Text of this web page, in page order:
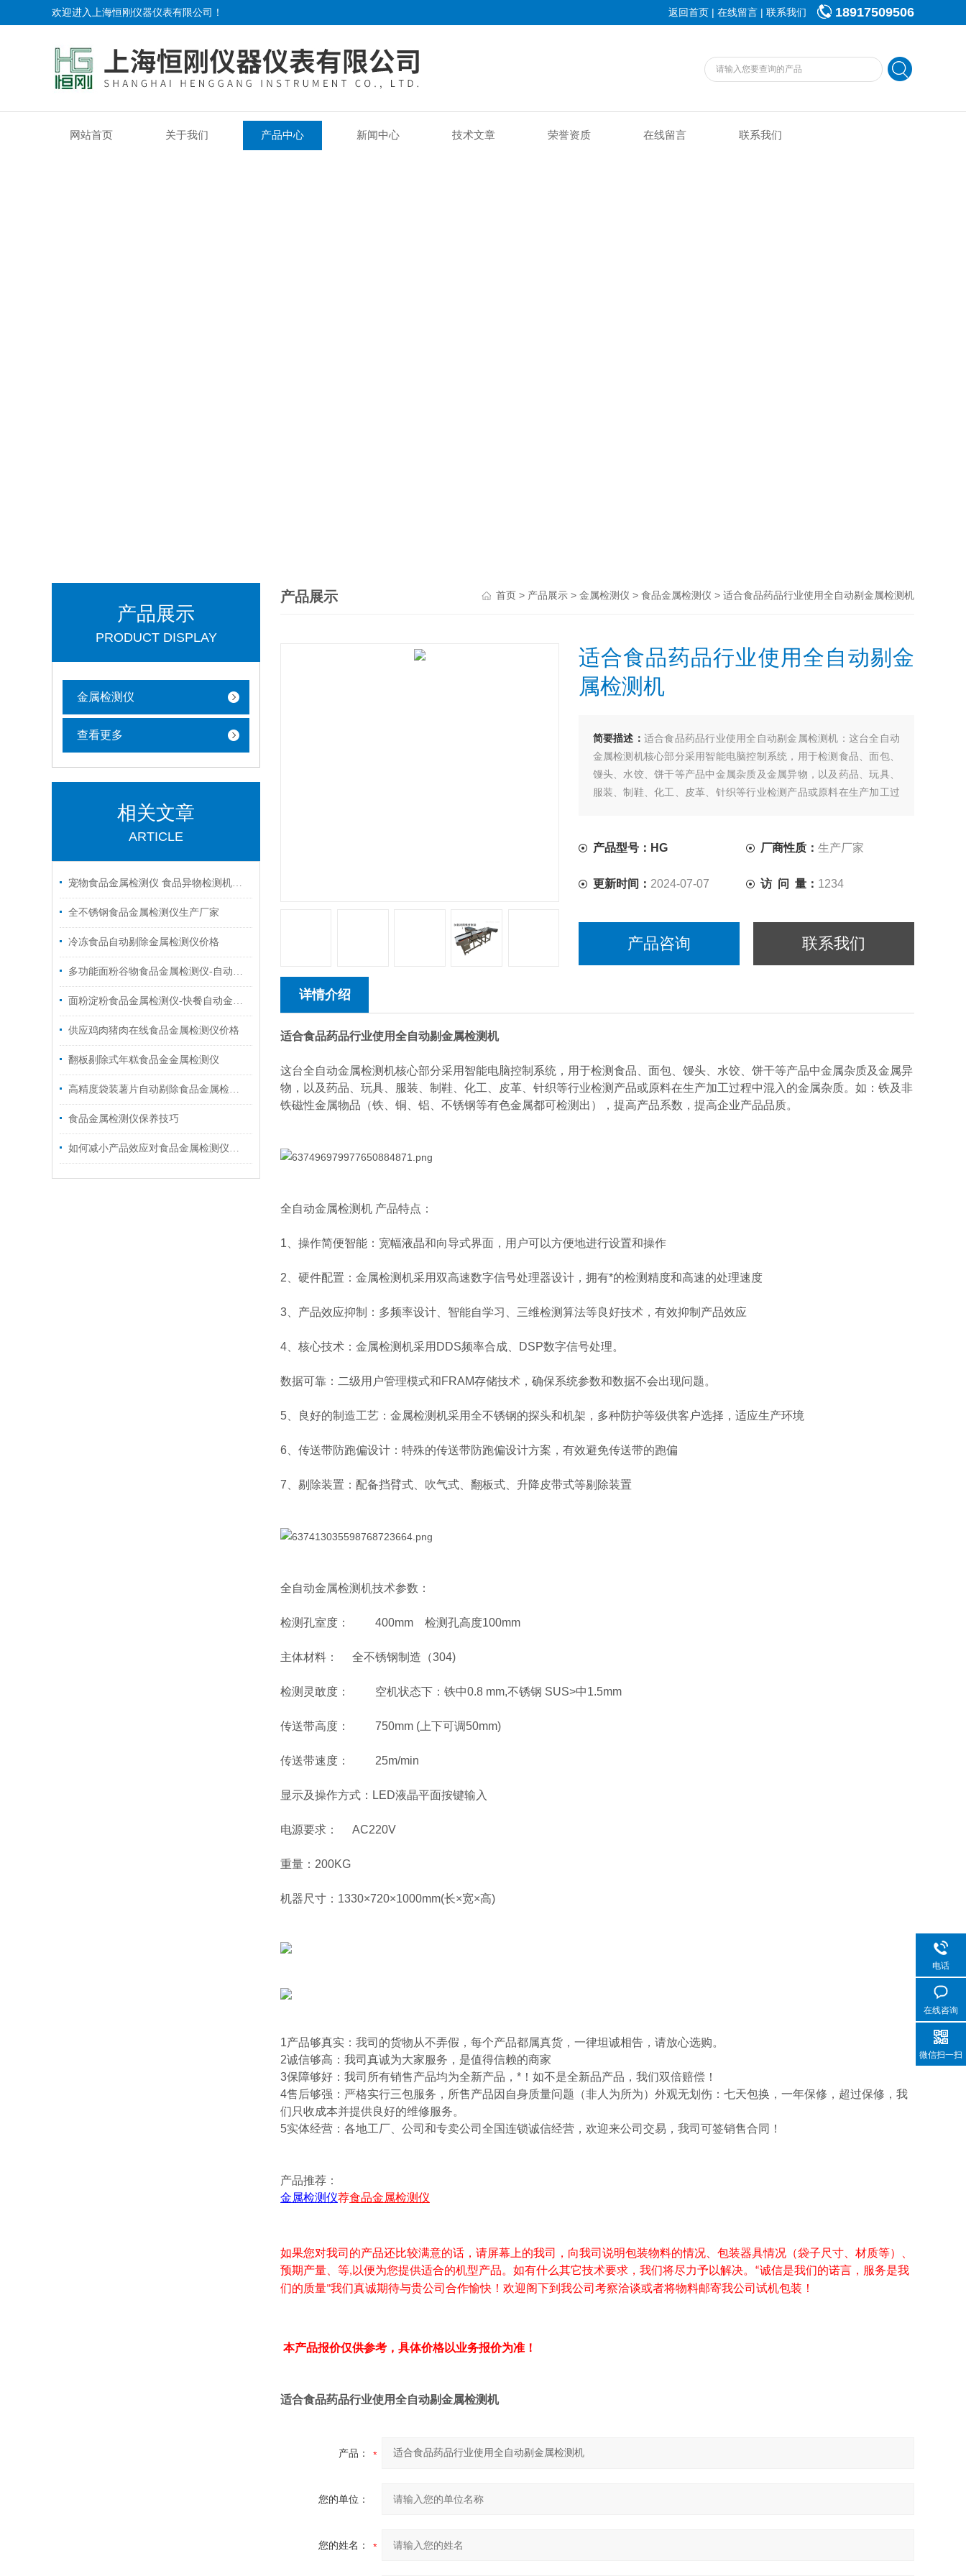
欢迎进入上海恒刚仪器仪表有限公司！ 18917509506
返回首页 | 在线留言 | 联系我们
网站首页 关于我们 产品中心 新闻中心 技术文章 荣誉资质 在线留言 联系我们
产品展示
PRODUCT DISPLAY
金属检测仪
查看更多
相关文章
ARTICLE
宠物食品金属检测仪 食品异物检测机价格
全不锈钢食品金属检测仪生产厂家
冷冻食品自动剔除金属检测仪价格
多功能面粉谷物食品金属检测仪-自动剔除金属检测仪价格
面粉淀粉食品金属检测仪-快餐自动金属异物检测机
供应鸡肉猪肉在线食品金属检测仪价格
翻板剔除式年糕食品金金属检测仪
高精度袋装薯片自动剔除食品金属检测仪
食品金属检测仪保养技巧
如何减小产品效应对食品金属检测仪的影响
产品展示 首页 > 产品展示 > 金属检测仪 > 食品金属检测仪 > 适合食品药品行业使用全自动剔金属检测机
适合食品药品行业使用全自动剔金
属检测机
简要描述： 适合食品药品行业使用全自动剔金属检测机：这台全自动
金属检测机核心部分采用智能电脑控制系统，用于检测食品、面包、
馒头、水饺、饼干等产品中金属杂质及金属异物，以及药品、玩具、
服装、制鞋、化工、皮革、针织等行业检测产品或原料在生产加工过
产品型号：HG 厂商性质：生产厂家
更新时间： 2024-07-07 访 问 量： 1234
产品咨询 联系我们
详情介绍
适合食品药品行业使用全自动剔金属检测机
这台全自动金属检测机核心部分采用智能电脑控制系统，用于检测食品、面包、馒头、水饺、饼干等产品中金属杂质及金属异
物，以及药品、玩具、服装、制鞋、化工、皮革、针织等行业检测产品或原料在生产加工过程中混入的金属杂质。如：铁及非
铁磁性金属物品（铁、铜、铝、不锈钢等有色金属都可检测出），提高产品系数，提高企业产品品质。
全自动金属检测机 产品特点：
1、操作简便智能：宽幅液晶和向导式界面，用户可以方便地进行设置和操作
2、硬件配置：金属检测机采用双高速数字信号处理器设计，拥有*的检测精度和高速的处理速度
3、产品效应抑制：多频率设计、智能自学习、三维检测算法等良好技术，有效抑制产品效应
4、核心技术：金属检测机采用DDS频率合成、DSP数字信号处理。
数据可靠：二级用户管理模式和FRAM存储技术，确保系统参数和数据不会出现问题。
5、良好的制造工艺：金属检测机采用全不锈钢的探头和机架，多种防护等级供客户选择，适应生产环境
6、传送带防跑偏设计：特殊的传送带防跑偏设计方案，有效避免传送带的跑偏
7、剔除装置：配备挡臂式、吹气式、翻板式、升降皮带式等剔除装置
全自动金属检测机技术参数：
检测孔室度： 400mm 检测孔高度100mm
主体材料： 全不锈钢制造（304)
检测灵敢度： 空机状态下：铁中0.8 mm,不锈钢 SUS>中1.5mm
传送带高度： 750mm (上下可调50mm)
传送带速度： 25m/min
显示及操作方式：LED液晶平面按键输入
电源要求： AC220V
重量：200KG
机器尺寸：1330×720×1000mm(长×宽×高)
1产品够真实：我司的货物从不弄假，每个产品都属真货，一律坦诚相告，请放心选购。
2诚信够高：我司真诚为大家服务，是值得信赖的商家
3保障够好：我司所有销售产品均为全新产品，*！如不是全新品产品，我们双倍赔偿！
4售后够强：严格实行三包服务，所售产品因自身质量问题（非人为所为）外观无划伤：七天包换，一年保修，超过保修，我
们只收成本并提供良好的维修服务。
5实体经营：各地工厂、公司和专卖公司全国连锁诚信经营，欢迎来公司交易，我司可签销售合同！
产品推荐：
金属检测仪荐食品金属检测仪
如果您对我司的产品还比较满意的话，请屏幕上的我司，向我司说明包装物料的情况、包装器具情况（袋子尺寸、材质等）、
预期产量、等, 以便为您提供适合的机型产品。如有什么其它技术要求，我们将尽力予以解决。 “诚信是我们的诺言，服务是我
们的质量"我们真诚期待与贵公司合作愉快！欢迎阁下到我公司考察洽谈或者将物料邮寄我公司试机包装！
本产品报价仅供参考，具体价格以业务报价为准！
适合食品药品行业使用全自动剔金属检测机
产品：
您的单位：
您的姓名：
电话
在线咨询
微信扫一扫